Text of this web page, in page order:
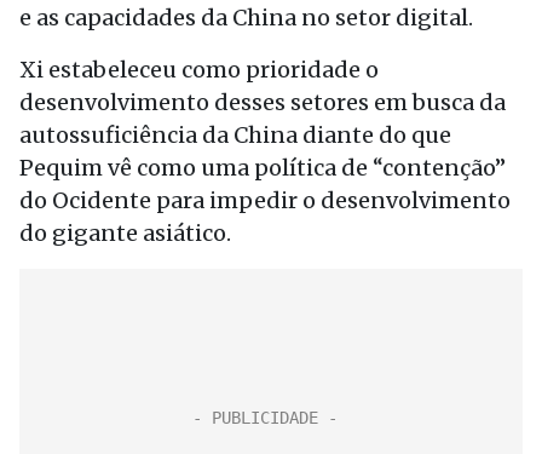
e as capacidades da China no setor digital.
Xi estabeleceu como prioridade o
desenvolvimento desses setores em busca da
autossuficiência da China diante do que
Pequim vê como uma política de “contenção”
do Ocidente para impedir o desenvolvimento
do gigante asiático.